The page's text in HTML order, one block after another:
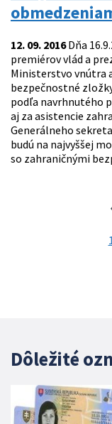
12. 09. 2016Dňa
premiérov vlád a
Ministerstvo vnútra
bezpečnostné
podľa navrhnutého
aj za asistencie
Generálneho
budú na najvyššej
so zahraničnými
Dôležité